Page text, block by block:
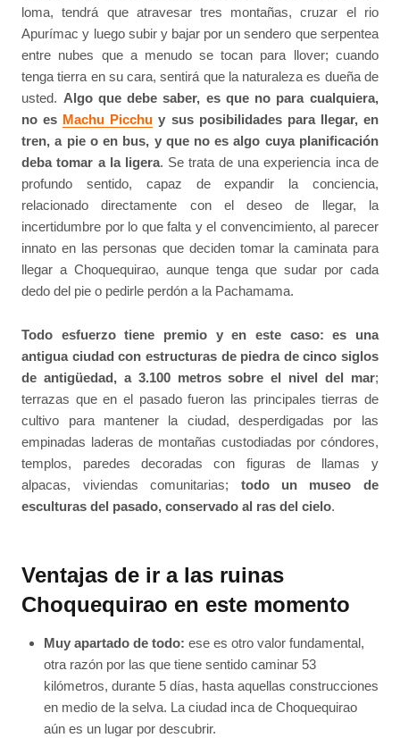
loma, tendrá que atravesar tres montañas, cruzar el rio
Apurímac y luego subir y bajar por un sendero que serpentea
entre nubes que a menudo se tocan para llover; cuando
tenga tierra en su cara, sentirá que la naturaleza es dueña de
usted. Algo que debe saber, es que no para cualquiera,
no es Machu Picchu y sus posibilidades para llegar, en
tren, a pie o en bus, y que no es algo cuya planificación
deba tomar a la ligera. Se trata de una experiencia inca de
profundo sentido, capaz de expandir la conciencia,
relacionado directamente con el deseo de llegar, la
incertidumbre por lo que falta y el convencimiento, al parecer
innato en las personas que deciden tomar la caminata para
llegar a Choquequirao, aunque tenga que sudar por cada
dedo del pie o pedirle perdón a la Pachamama.
Todo esfuerzo tiene premio y en este caso: es una
antigua ciudad con estructuras de piedra de cinco siglos
de antigüedad, a 3.100 metros sobre el nivel del mar;
terrazas que en el pasado fueron las principales tierras de
cultivo para mantener la ciudad, desperdigadas por las
empinadas laderas de montañas custodiadas por cóndores,
templos, paredes decoradas con figuras de llamas y
alpacas, viviendas comunitarias; todo un museo de
esculturas del pasado, conservado al ras del cielo.
Ventajas de ir a las ruinas
Choquequirao en este momento
Muy apartado de todo: ese es otro valor fundamental,
otra razón por las que tiene sentido caminar 53
kilómetros, durante 5 días, hasta aquellas construcciones
en medio de la selva. La ciudad inca de Choquequirao
aún es un lugar por descubrir.